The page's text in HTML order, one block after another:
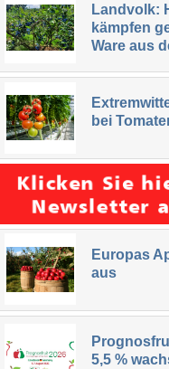
Landvolk:
kämpfen
Ware aus
bei
Europas
aus
5,5 %